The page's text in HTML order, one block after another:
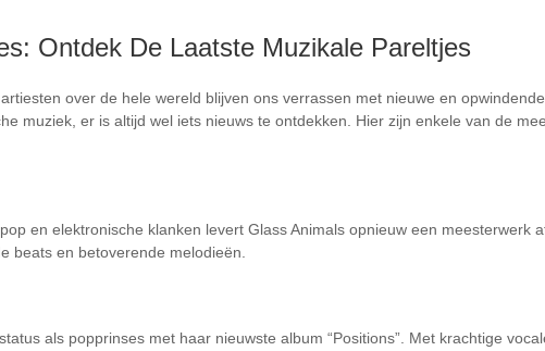
Ontdek De Laatste Muzikale Pareltjes
over de hele wereld blijven ons verrassen met nieuwe en
muziek, er is altijd wel iets nieuws te ontdekken. Hier zijn enkele van de
en elektronische klanken levert Glass Animals opnieuw een meesterwerk
beats en betoverende melodieën.
als popprinses met haar nieuwste album “Positions”. Met krachtige